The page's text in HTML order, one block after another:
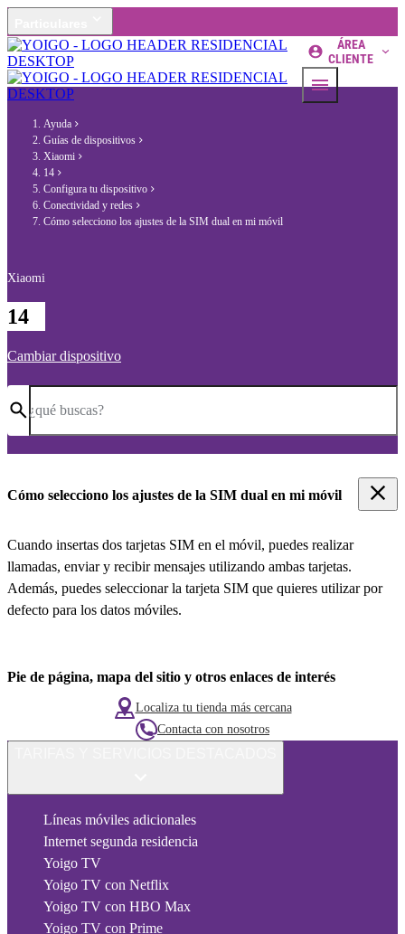
ÁREA
CLIENTE
Ayuda
Guías de dispositivos
Xiaomi
14
Configura tu dispositivo
Conectividad y redes
Cómo selecciono los ajustes de la SIM dual en mi móvil
Xiaomi
14
Cambiar dispositivo
¿qué buscas?
Cómo selecciono los ajustes de la SIM dual en mi móvil
Cuando insertas dos tarjetas SIM en el móvil, puedes realizar
llamadas, enviar y recibir mensajes utilizando ambas tarjetas.
Además, puedes seleccionar la tarjeta SIM que quieres utilizar por
defecto para los datos móviles.
Pie de página, mapa del sitio y otros enlaces de interés
Localiza tu tienda más cercana
Contacta con nosotros
Líneas móviles adicionales
Internet segunda residencia
Yoigo TV
Yoigo TV con Netflix
Yoigo TV con HBO Max
Yoigo TV con Prime